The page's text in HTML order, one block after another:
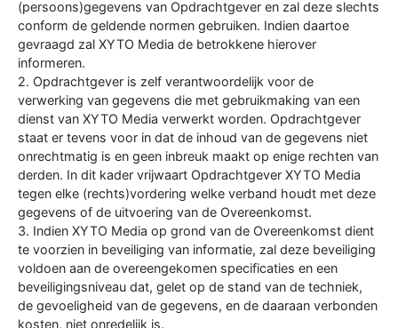
(persoons)gegevens van Opdrachtgever en zal deze slechts
conform de geldende normen gebruiken. Indien daartoe
gevraagd zal XYTO Media de betrokkene hierover
informeren.
2. Opdrachtgever is zelf verantwoordelijk voor de
verwerking van gegevens die met gebruikmaking van een
dienst van XYTO Media verwerkt worden. Opdrachtgever
staat er tevens voor in dat de inhoud van de gegevens niet
onrechtmatig is en geen inbreuk maakt op enige rechten van
derden. In dit kader vrijwaart Opdrachtgever XYTO Media
tegen elke (rechts)vordering welke verband houdt met deze
gegevens of de uitvoering van de Overeenkomst.
3. Indien XYTO Media op grond van de Overeenkomst dient
te voorzien in beveiliging van informatie, zal deze beveiliging
voldoen aan de overeengekomen specificaties en een
beveiligingsniveau dat, gelet op de stand van de techniek,
de gevoeligheid van de gegevens, en de daaraan verbonden
kosten, niet onredelijk is.